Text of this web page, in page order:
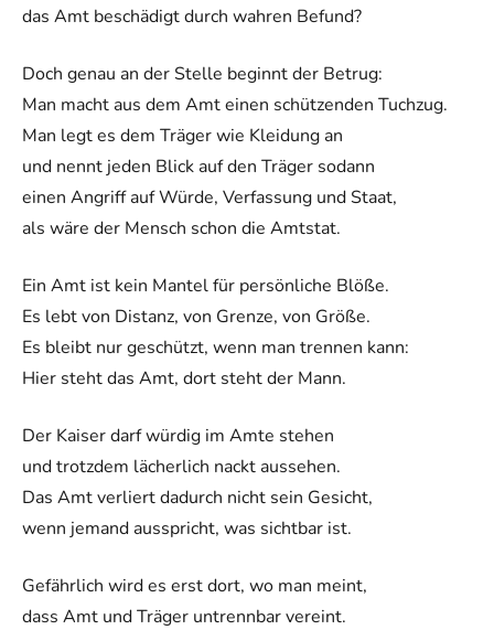
das Amt beschädigt durch wahren Befund?
Doch genau an der Stelle beginnt der Betrug:
Man macht aus dem Amt einen schützenden Tuchzug.
Man legt es dem Träger wie Kleidung an
und nennt jeden Blick auf den Träger sodann
einen Angriff auf Würde, Verfassung und Staat,
als wäre der Mensch schon die Amtstat.
Ein Amt ist kein Mantel für persönliche Blöße.
Es lebt von Distanz, von Grenze, von Größe.
Es bleibt nur geschützt, wenn man trennen kann:
Hier steht das Amt, dort steht der Mann.
Der Kaiser darf würdig im Amte stehen
und trotzdem lächerlich nackt aussehen.
Das Amt verliert dadurch nicht sein Gesicht,
wenn jemand ausspricht, was sichtbar ist.
Gefährlich wird es erst dort, wo man meint,
dass Amt und Träger untrennbar vereint.